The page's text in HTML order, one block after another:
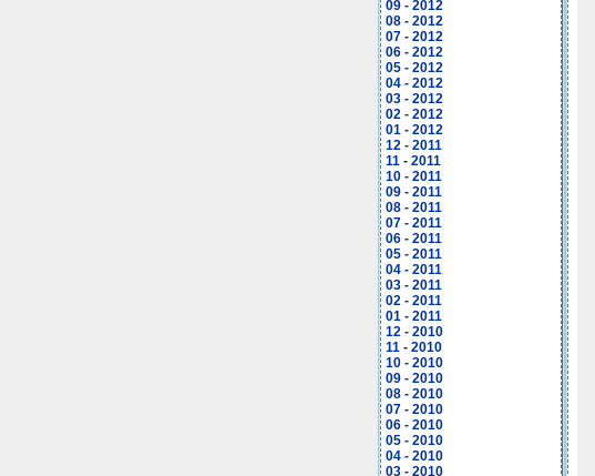
09 - 2012
08 - 2012
07 - 2012
06 - 2012
05 - 2012
04 - 2012
03 - 2012
02 - 2012
01 - 2012
12 - 2011
11 - 2011
10 - 2011
09 - 2011
08 - 2011
07 - 2011
06 - 2011
05 - 2011
04 - 2011
03 - 2011
02 - 2011
01 - 2011
12 - 2010
11 - 2010
10 - 2010
09 - 2010
08 - 2010
07 - 2010
06 - 2010
05 - 2010
04 - 2010
03 - 2010